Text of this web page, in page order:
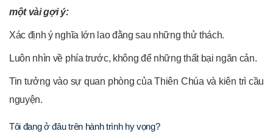
một vài gợi ý:
Xác định ý nghĩa lớn lao đằng sau những thử thách.
Luôn nhìn về phía trước, không để những thất bại ngăn cản.
Tin tưởng vào sự quan phòng của Thiên Chúa và kiên trì cầu
nguyện.
Tôi đang ở đâu trên hành trình hy vọng?